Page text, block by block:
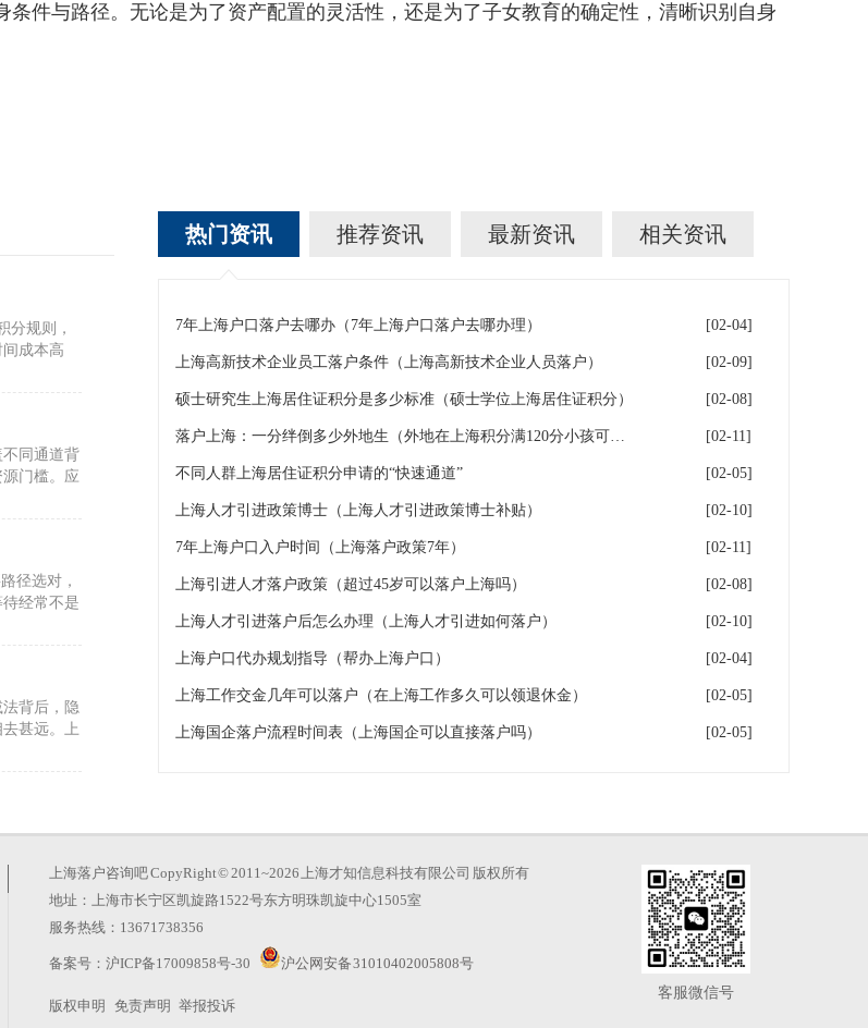
与路径。无论是为了资产配置的灵活性，还是为了子女教育的确定性，清晰识别自身
分规则，
成本高
同通道背
门槛。应
径选对，
经常不是
背后，隐
甚远。上
反其道而
上海积分
热门资讯 推荐资讯 最新资讯 相关资讯
7年上海户口落户去哪办（7年上海户口落户去哪办理） [02-04]
上海高新技术企业员工落户条件（上海高新技术企业人员落户） [02-09]
硕士研究生上海居住证积分是多少标准（硕士学位上海居住证积分） [02-08]
落户上海：一分绊倒多少外地生（外地在上海积分满120分小孩可以考上海大学吗） [02-11]
不同人群上海居住证积分申请的“快速通道” [02-05]
上海人才引进政策博士（上海人才引进政策博士补贴） [02-10]
7年上海户口入户时间（上海落户政策7年） [02-11]
上海引进人才落户政策（超过45岁可以落户上海吗） [02-08]
上海人才引进落户后怎么办理（上海人才引进如何落户） [02-10]
上海户口代办规划指导（帮办上海户口） [02-04]
上海工作交金几年可以落户（在上海工作多久可以领退休金） [02-05]
上海国企落户流程时间表（上海国企可以直接落户吗） [02-05]
上海落户咨询吧CopyRight © 2011~2026 上海才知信息科技有限公司 版权所有
地址：上海市长宁区凯旋路1522号东方明珠凯旋中心1505室
服务热线：13671738356
备案号： 沪ICP备17009858号-30 沪公网安备 31010402005808号
版权申明 免责声明 举报投诉
客服微信号